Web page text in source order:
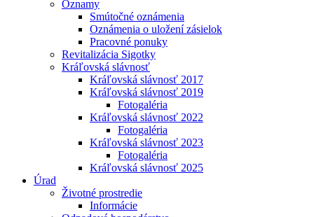
Oznamy
Smútočné oznámenia
Oznámenia o uložení zásielok
Pracovné ponuky
Revitalizácia Sigotky
Kráľovská slávnosť
Kráľovská slávnosť 2017
Kráľovská slávnosť 2019
Fotogaléria
Kráľovská slávnosť 2022
Fotogaléria
Kráľovská slávnosť 2023
Fotogaléria
Kráľovská slávnosť 2025
Úrad
Životné prostredie
Informácie